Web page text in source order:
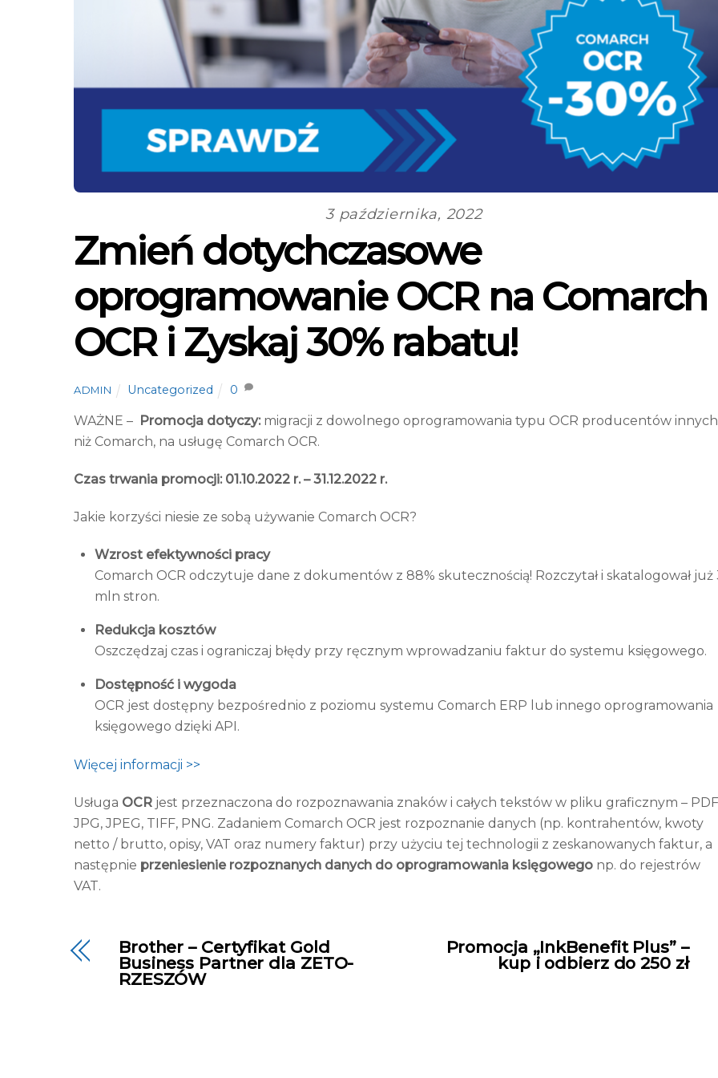
3 października, 2022
Zmień dotychczasowe
oprogramowanie OCR na Comarch
OCR i Zyskaj 30% rabatu!
ADMIN Uncategorized 0
WAŻNE – Promocja dotyczy: migracji z dowolnego oprogramowania typu OCR producentów innych
niż Comarch, na usługę Comarch OCR.
Czas trwania promocji: 01.10.2022 r. – 31.12.2022 r.
Jakie korzyści niesie ze sobą używanie Comarch OCR?
Wzrost efektywności pracy
Comarch OCR odczytuje dane z dokumentów z 88% skutecznością! Rozczytał i skatalogował już
mln stron.
Redukcja kosztów
Oszczędzaj czas i ograniczaj błędy przy ręcznym wprowadzaniu faktur do systemu księgowego.
Dostępność i wygoda
OCR jest dostępny bezpośrednio z poziomu systemu Comarch ERP lub innego oprogramowania
księgowego dzięki API.
Więcej informacji >>
Usługa OCR jest przeznaczona do rozpoznawania znaków i całych tekstów w pliku graficznym –
JPG, JPEG, TIFF, PNG. Zadaniem Comarch OCR jest rozpoznanie danych (np. kontrahentów, kwoty
netto / brutto, opisy, VAT oraz numery faktur) przy użyciu tej technologii z zeskanowanych faktur, a
następnie przeniesienie rozpoznanych danych do oprogramowania księgowego np. do rejestrów
VAT.
Brother – Certyfikat Gold
Business Partner dla ZETO-
RZESZÓW
Promocja „InkBenefit Plus” –
kup i odbierz do 250 zł